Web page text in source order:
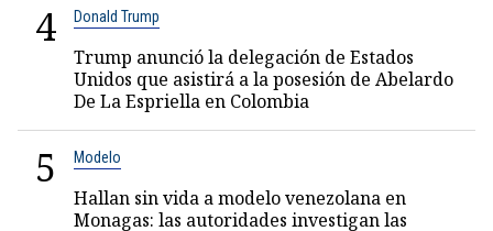
4 Donald Trump
Trump anunció la delegación de Estados
Unidos que asistirá a la posesión de Abelardo
De La Espriella en Colombia
5 Modelo
Hallan sin vida a modelo venezolana en
Monagas: las autoridades investigan las